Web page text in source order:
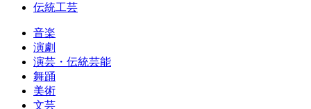
伝統工芸
音楽
演劇
演芸・伝統芸能
舞踊
美術
文芸